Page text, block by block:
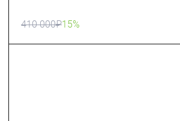
410 000₽15%